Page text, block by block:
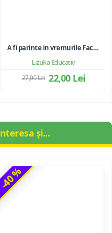
Lizuka Educativ
A fi parinte in vremurile Facebook si WhatsApp - gestionarea oportunitatilor si riscurilor noilor tehnologii
22,00 Lei
27,00 Lei
și...
-40 %